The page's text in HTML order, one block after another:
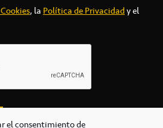
el consentimiento de
, laPolítica de Privacidady el